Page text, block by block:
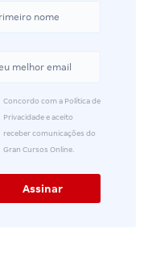
Concordo com a Política de
Privacidade e aceito
receber comunicações do
Gran Cursos Online.